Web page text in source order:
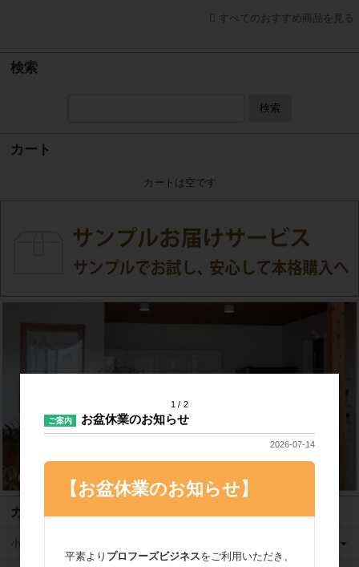
すべてのおすすめ商品を見る
検索
検索
カート
カートは空です
カテゴリ
小麦粉
1 2
ご案内 お盆休業のお知らせ
2026-07-14
【お盆休業のお知らせ】
平素より プロフーズビジネスをご利用いただき、